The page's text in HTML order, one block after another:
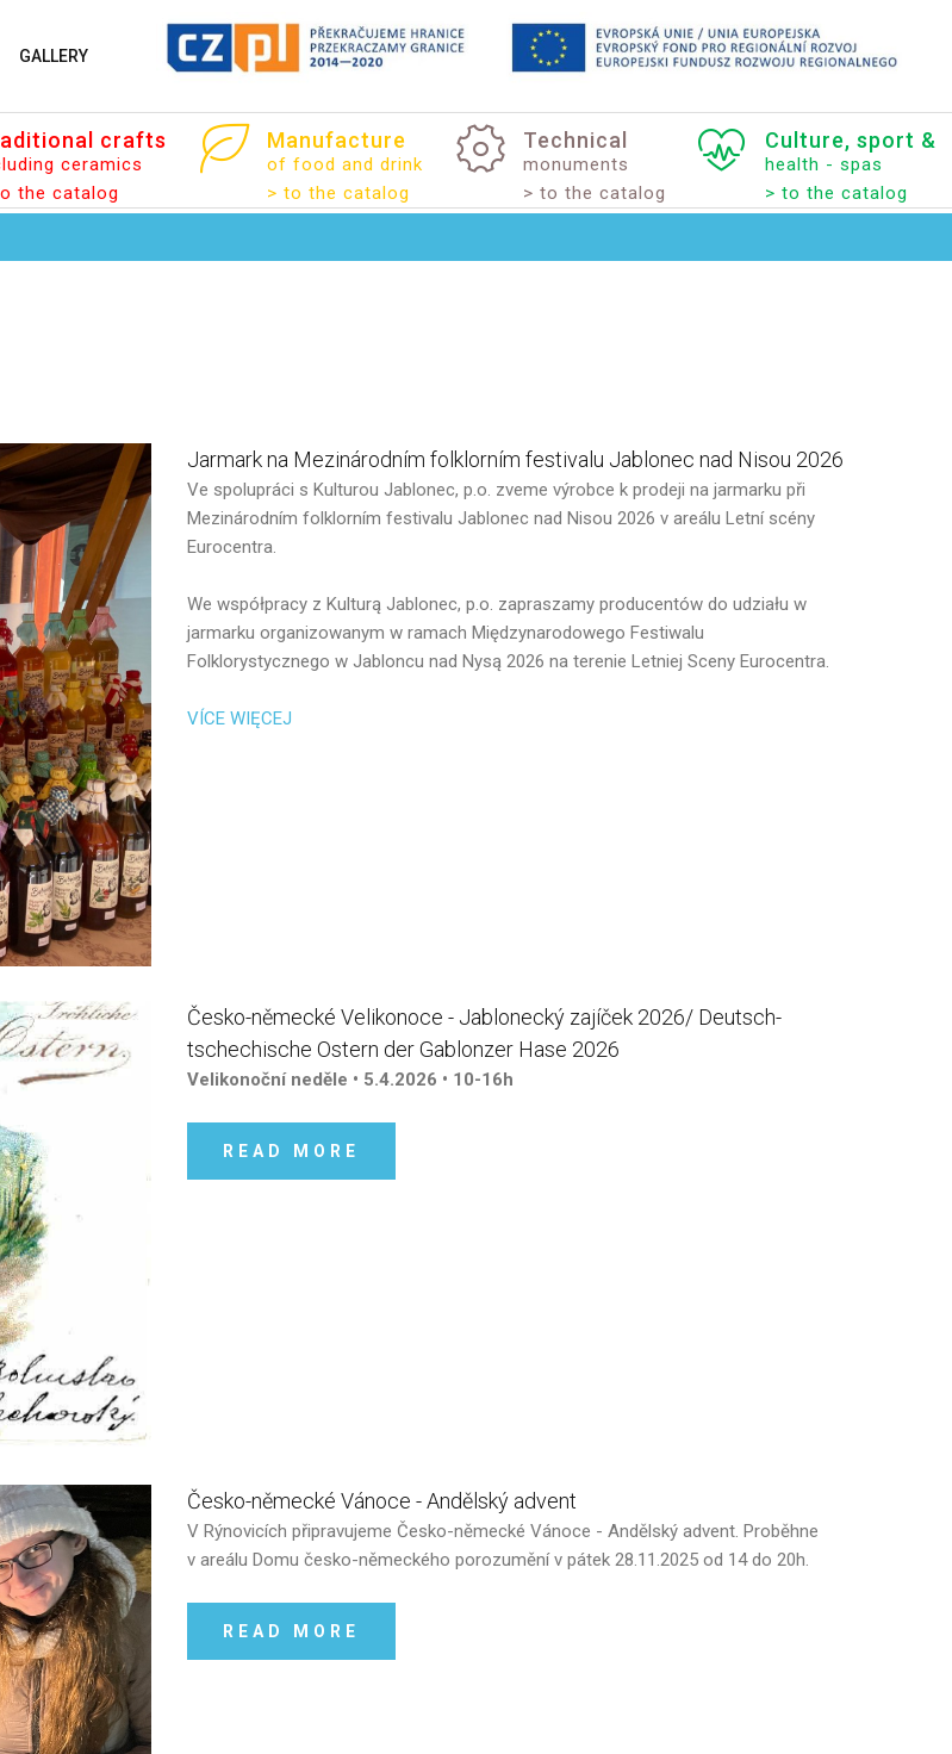
GALLERY
crafts
ceramics
the catalog
Manufacture
of food and drink
> to the catalog
Technical
monuments
> to the catalog
Culture, sport &
health - spas
> to the catalog
Jarmarkna Mezinárodním folklorním festivalu Jablonec nad Nisou 2026
Ve spolupráci s Kulturou Jablonec, p.o. zveme výrobce k prodeji na jarmarku při
Mezinárodním folklorním festivalu Jablonec nad Nisou 2026 v areálu Letní scény
Eurocentra.
We współpracy z Kulturą Jablonec, p.o. zapraszamy producentów do udziału w
jarmarku organizowanym w ramach Międzynarodowego Festiwalu
Folklorystycznego w Jabloncu nad Nysą 2026 na terenie Letniej Sceny Eurocentra.
VÍCE WIĘCEJ
Česko-německé Velikonoce - Jablonecký zajíček 2026/ Deutsch-
tschechische Ostern derGablonzer Hase 2026
Velikonoční neděle • 5.4.2026 • 10-16h
READ MORE
Česko-německé Vánoce -Andělský advent
V Rýnovicích připravujeme Česko-německé Vánoce - Andělský advent. Proběhne
v areálu Domu česko-německého porozumění v pátek 28.11.2025 od 14 do 20h.
READ MORE